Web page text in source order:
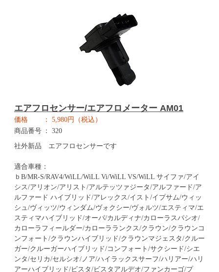
エアフロセンサー/エアフロメーター AM01
価格
5,980円（税込）
商品番号
320
社外新品 エアフロセンサーです
適合車種：
ｂB/MR-S/RAV4/WiLL/WiLL Vi/WiLL VS/WiLL サイファ/アイ
シス/アリオン/アリスト/アルテッツァジータ/アルファード/ア
ルファード ハイブリッド/アレックス/イスト/イプサム/ウィッ
シュ/ヴィッツ/ウィンダム/ヴォクシー/ヴォルツ/エスティマ/エ
スティマハイブリッド/オーパ/カルディナ/カローラスパシオ/
カローラフィールダー/カローラランクス/クラウン/クラウンコ
ンフォート/クラウンハイブリッド/クラウンマジェスタ/クルー
ガー/クルーガーハイブリッド/コンフォート/サクシード/シエ
ンタ/セリカ/セルシオ/ノア/ハイラックスサーフ/ハリアー/ハリ
アーハイブリッド/ビスタ/ビスタアルデオ/ファンカーゴ/プ